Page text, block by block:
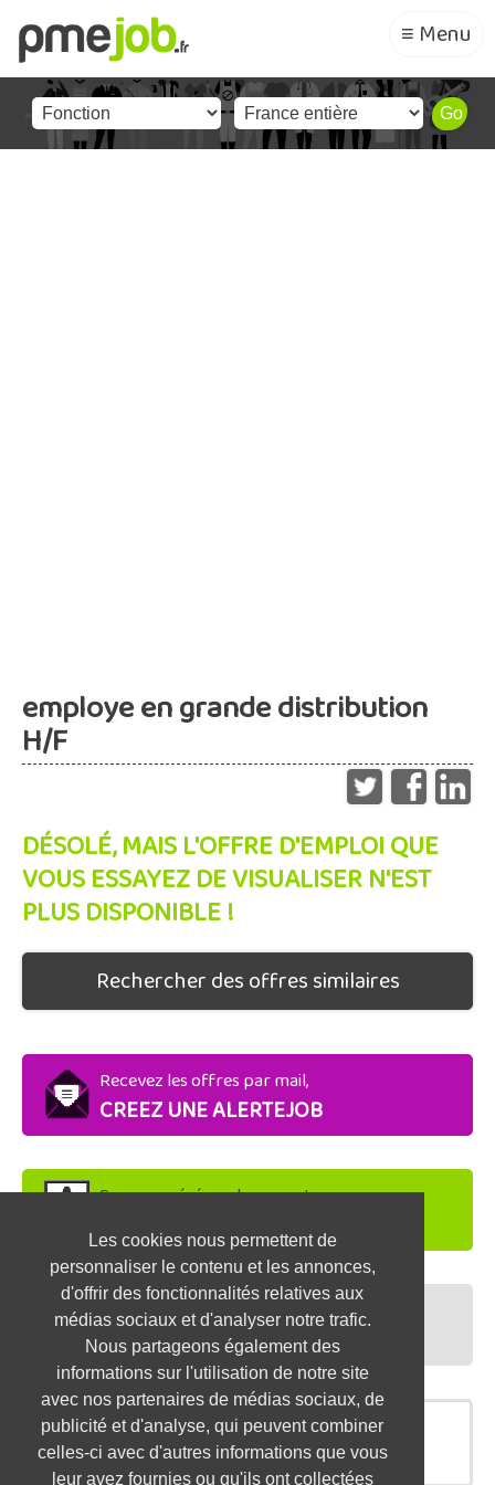
Les cookies nous permettent de
personnaliser le contenu et les annonces,
d'offrir des fonctionnalités relatives aux
médias sociaux et d'analyser notre trafic.
Nous partageons également des
informations sur l'utilisation de notre site
avec nos partenaires de médias sociaux, de
publicité et d'analyse, qui peuvent combiner
celles-ci avec d'autres informations que vous
leur avez fournies ou qu'ils ont collectées
≡ Menu
employe en grande distribution
H/F
DÉSOLÉ, MAIS L'OFFRE D'EMPLOI QUE
VOUS ESSAYEZ DE VISUALISER N'EST
PLUS DISPONIBLE !
Rechercher des offres similaires
Recevez les offres par mail,
CREEZ UNE ALERTEJOB
Soyez repéré par les recruteurs,
DEPOSEZ VOTRE CV
Préparez vos entretiens,
TESTEZ-VOUS
OFFRES SIMILAIRES